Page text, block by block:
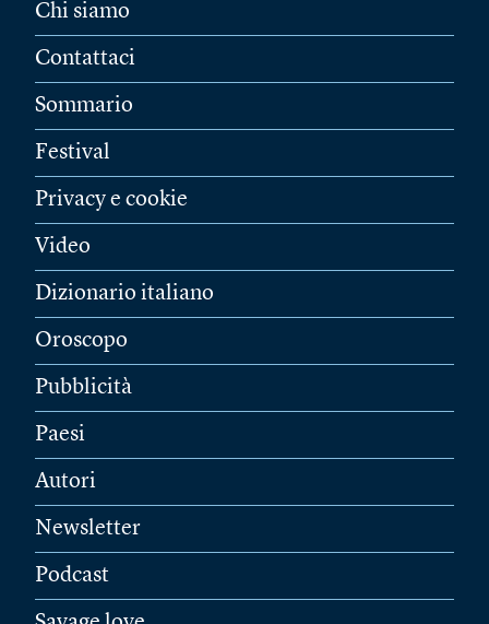
Chi siamo
Contattaci
Sommario
Festival
Privacy e cookie
Video
Dizionario italiano
Oroscopo
Pubblicità
Paesi
Autori
Newsletter
Podcast